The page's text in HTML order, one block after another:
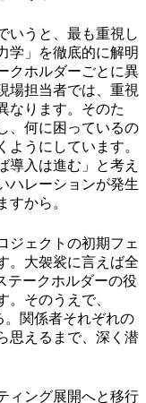
いうと、最も重視し
学」を徹底的に解明
クホルダーごとに異
場担当者では、重視
なります。そのた
、何に困っているの
うにしています。
導入は進む」と考え
ハレーションが発生
すから。
ジェクトの初期フェ
。大袈裟に言えば全
テークホルダーの役
そのうえで、
。関係者それぞれの
思えるまで、深く潜
ィング展開へと移行